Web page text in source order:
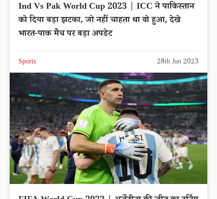
Ind Vs Pak World Cup 2023 | ICC ने पाकिस्तान
को दिया बड़ा झटका, जो नहीं चाहता था वो हुआ, देखे
भारत-पाक मैच पर बड़ा अपडेट
Sports 28th Jun 2023